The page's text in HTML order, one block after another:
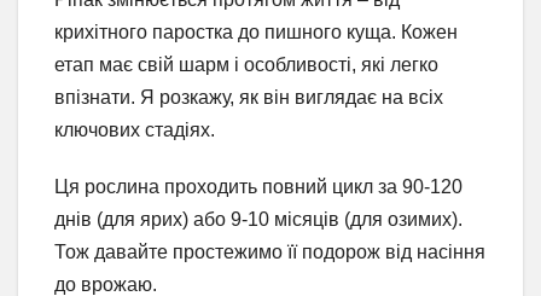
крихітного паростка до пишного куща. Кожен
етап має свій шарм і особливості, які легко
впізнати. Я розкажу, як він виглядає на всіх
ключових стадіях.
Ця рослина проходить повний цикл за 90-120
днів (для ярих) або 9-10 місяців (для озимих).
Тож давайте простежимо її подорож від насіння
до врожаю.